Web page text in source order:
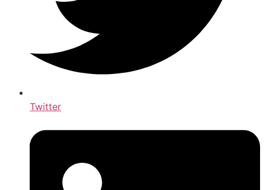
Twitter